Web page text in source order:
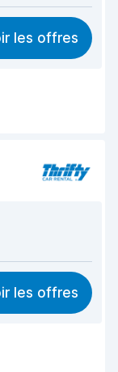
9,0
9,4
9,5
les offres
9,0
9,3
les offres